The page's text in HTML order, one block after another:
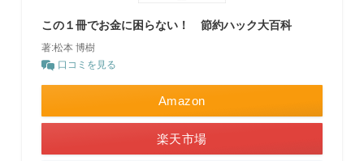
この１冊でお金に困らない！ 節約ハック大百科
著:松本 博樹
口コミを見る
Amazon
楽天市場